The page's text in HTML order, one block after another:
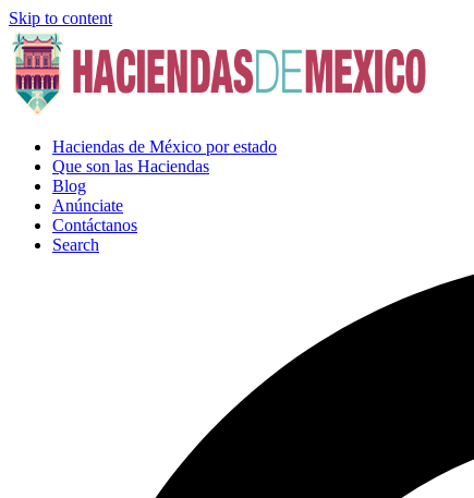
Skip to content
Haciendas de México por estado
Que son las Haciendas
Blog
Anúnciate
Contáctanos
Search